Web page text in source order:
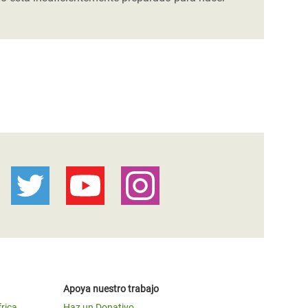
Apoya nuestro trabajo